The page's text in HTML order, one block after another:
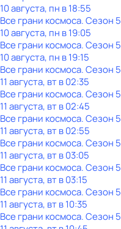
10 августа, пн в 18:55
Все грани космоса. Сезон 5
10 августа, пн в 19:05
Все грани космоса. Сезон 5
10 августа, пн в 19:15
Все грани космоса. Сезон 5
11 августа, вт в 02:35
Все грани космоса. Сезон 5
11 августа, вт в 02:45
Все грани космоса. Сезон 5
11 августа, вт в 02:55
Все грани космоса. Сезон 5
11 августа, вт в 03:05
Все грани космоса. Сезон 5
11 августа, вт в 03:15
Все грани космоса. Сезон 5
11 августа, вт в 10:35
Все грани космоса. Сезон 5